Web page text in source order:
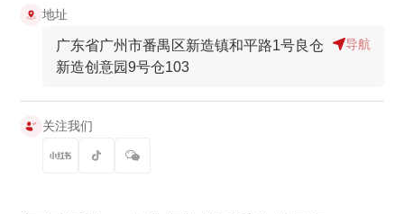
地址
广东省广州市番禺区新造镇和平路1号良仓
新造创意园9号仓103
导航
关注我们